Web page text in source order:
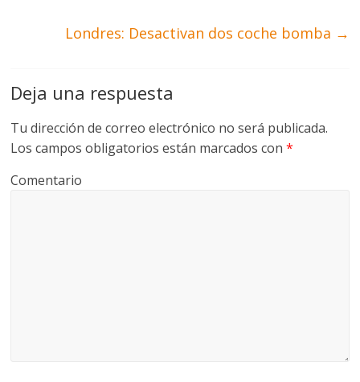
Londres: Desactivan dos coche bomba →
Deja una respuesta
Tu dirección de correo electrónico no será publicada.
Los campos obligatorios están marcados con*
Comentario